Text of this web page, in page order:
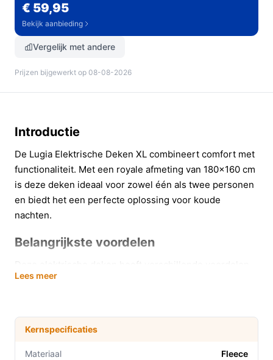
€ 59,95
Bekijk aanbieding
Vergelijk met andere
Prijzen bijgewerkt op 08-08-2026
Introductie
De Lugia Elektrische Deken XL combineert comfort met
functionaliteit. Met een royale afmeting van 180x160 cm
is deze deken ideaal voor zowel één als twee personen
en biedt het een perfecte oplossing voor koude
nachten.
Belangrijkste voordelen
die je slaap- en ontspanningservaring aanzienlijk
Met 9 warmtestanden kun je de temperatuur
precies afstemmen op jouw voorkeur, wat zorgt
voor een comfortabele nachtrust of ontspanning
Lees meer
Kernspecificaties
Materiaal Fleece